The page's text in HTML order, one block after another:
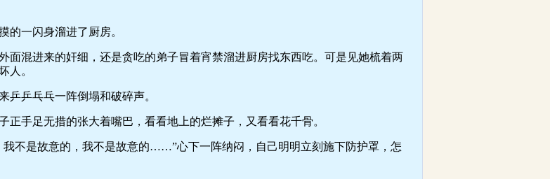
一闪身溜进了厨房。
混进来的奸细，还是贪吃的弟子冒着宵禁溜进厨房找东西吃。可是见她梳着两
人。
乒乓乓一阵倒塌和破碎声。
手足无措的张大着嘴巴，看看地上的烂摊子，又看看花千骨。
不是故意的，我不是故意的……”心下一阵纳闷，自己明明立刻施下防护罩，怎